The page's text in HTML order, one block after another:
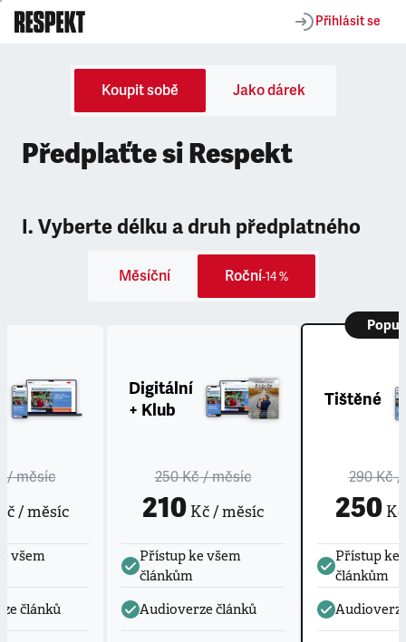
Přihlásit se
Koupit sobě Jako dárek
Předplaťte si Respekt
I. Vyberte délku a druh předplatného
Měsíční Roční-14 %
/ měsíc
/ měsíc
všem
článků
Digitální
+ Klub
250 Kč/ měsíc
210 Kč / měsíc
Přístup ke všem
článkům
Audioverze článků
Tištěné
290 Kč/
250Kč
Přístup ke
článkům